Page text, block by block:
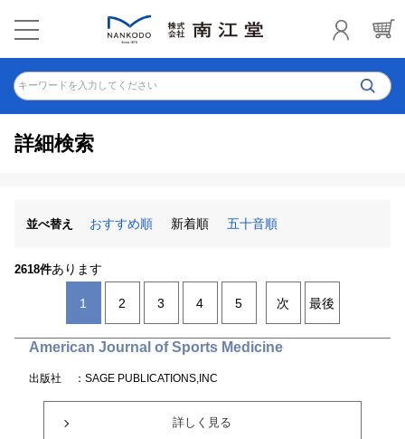
キーワードを入力してください
詳細検索
並べ替え おすすめ順 新着順 五十音順
2618件あります
1 2 3 4 5 次 最後
American Journal of Sports Medicine
出版社 ：SAGE PUBLICATIONS,INC
詳しく見る